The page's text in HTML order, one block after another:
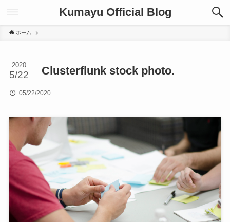
Kumayu Official Blog
ホーム
Clusterflunk stock photo.
2020
5/22
05/22/2020